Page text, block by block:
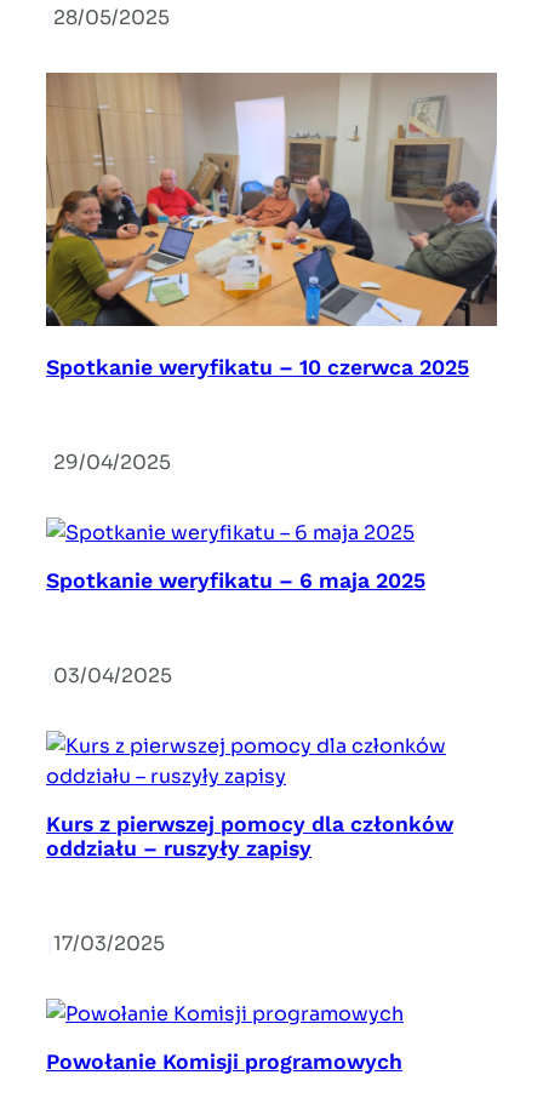
28/05/2025
Spotkanie weryfikatu – 10 czerwca 2025
29/04/2025
Spotkanie weryfikatu – 6 maja 2025
03/04/2025
Kurs z pierwszej pomocy dla członków
oddziału – ruszyły zapisy
17/03/2025
Powołanie Komisji programowych